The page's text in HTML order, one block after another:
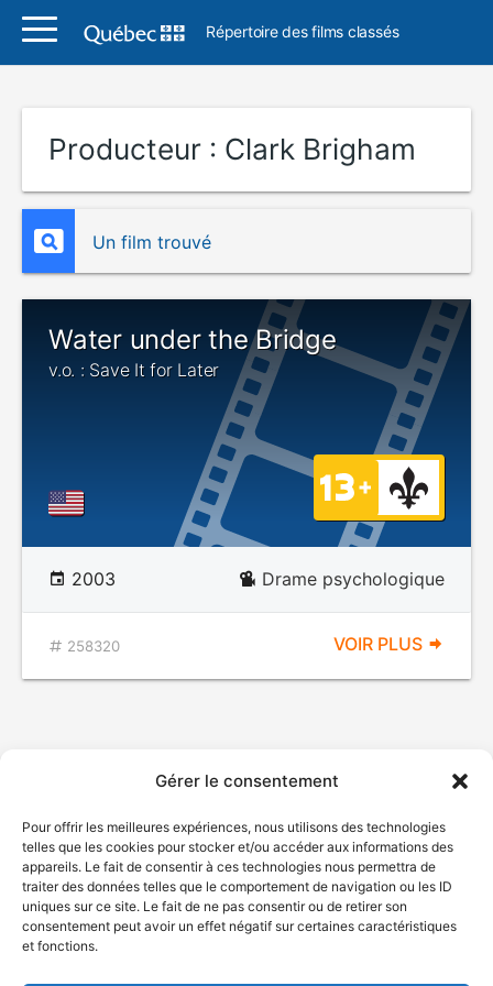
Gérer le consentement
Pour offrir les meilleures expériences, nous utilisons des technologies
telles que les cookies pour stocker et/ou accéder aux informations des
appareils. Le fait de consentir à ces technologies nous permettra de
traiter des données telles que le comportement de navigation ou les ID
uniques sur ce site. Le fait de ne pas consentir ou de retirer son
consentement peut avoir un effet négatif sur certaines caractéristiques
et fonctions.
Répertoire des films classés
Producteur : Clark Brigham
Un film trouvé
Water under the Bridge
v.o. : Save It for Later
2003 Drame psychologique
258320 VOIR PLUS